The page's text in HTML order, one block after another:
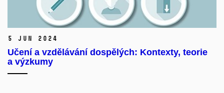
5 Jun 2024
Učení a vzdělávání dospělých: Kontexty, teorie
a výzkumy